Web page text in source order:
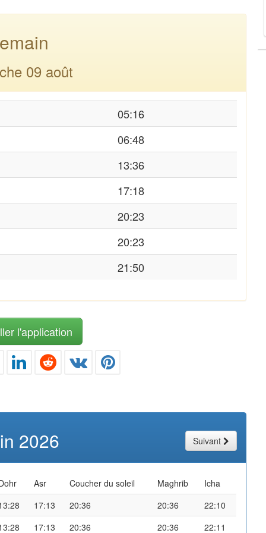
09 août
05:16
06:48
13:36
17:18
20:23
20:23
21:50
l'application
2026 Suivant
Asr Coucher du soleil Maghrib
Icha
17:13 20:36 20:36
22:10
17:13 20:36 20:36 22:11